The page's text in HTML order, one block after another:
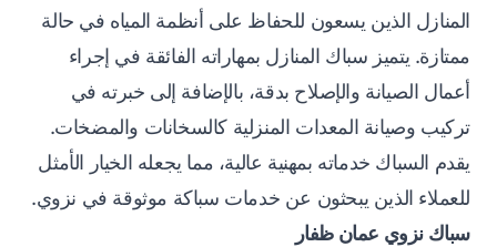
المنازل الذين يسعون للحفاظ على أنظمة المياه في حالة
ممتازة. يتميز سباك المنازل بمهاراته الفائقة في إجراء
أعمال الصيانة والإصلاح بدقة، بالإضافة إلى خبرته في
تركيب وصيانة المعدات المنزلية كالسخانات والمضخات.
يقدم السباك خدماته بمهنية عالية، مما يجعله الخيار الأمثل
للعملاء الذين يبحثون عن خدمات سباكة موثوقة في نزوي.
سباك نزوي عمان ظفار